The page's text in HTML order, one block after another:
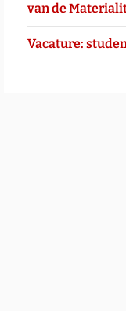
van de
Vacature: